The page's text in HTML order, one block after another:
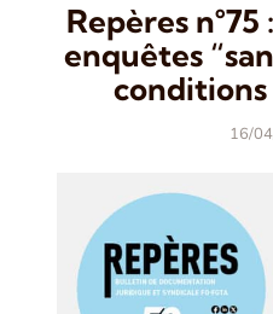
Repères n°75
enquêtes
16/